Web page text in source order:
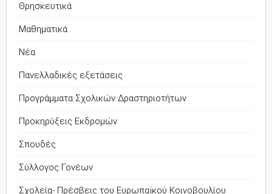
Θρησκευτικά
Μαθηματικά
Νέα
Πανελλαδικές εξετάσεις
Προγράμματα Σχολικών Δραστηριοτήτων
Προκηρύξεις Εκδρομών
Σπουδές
Σύλλογος Γονέων
Σχολεία- Πρέσβεις του Ευρωπαϊκού Κοινοβουλίου